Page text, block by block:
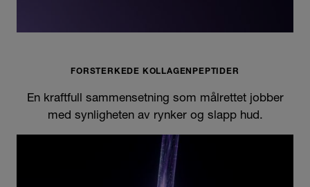
FORSTERKEDE KOLLAGENPEPTIDER
En kraftfull sammensetning som målrettet jobber
med synligheten av rynker og slapp hud.